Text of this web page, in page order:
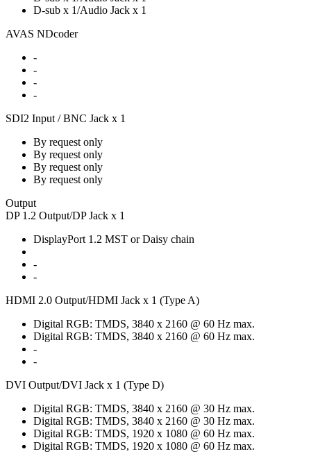
D-sub x 1/Audio Jack x 1
AVAS NDcoder
-
-
-
-
SDI2 Input / BNC Jack x 1
By request only
By request only
By request only
By request only
Output
DP 1.2 Output/DP Jack x 1
DisplayPort 1.2 MST or Daisy chain
-
-
HDMI 2.0 Output/HDMI Jack x 1 (Type A)
Digital RGB: TMDS, 3840 x 2160 @ 60 Hz max.
Digital RGB: TMDS, 3840 x 2160 @ 60 Hz max.
-
-
DVI Output/DVI Jack x 1 (Type D)
Digital RGB: TMDS, 3840 x 2160 @ 30 Hz max.
Digital RGB: TMDS, 3840 x 2160 @ 30 Hz max.
Digital RGB: TMDS, 1920 x 1080 @ 60 Hz max.
Digital RGB: TMDS, 1920 x 1080 @ 60 Hz max.